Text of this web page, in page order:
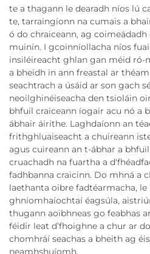
te a thagann le dearadh níos lú
te, tarraingíonn na cumais a
ó do chraiceann, ag
muinín. I gcoinníollacha níos
insiléireacht ghlan gan méid ró-
a bheidh in ann freastal ar
seachtrach a úsáid ar son gach
neoilghinéiseacha den tsioláin
bhfuil craiceann íogair acu nó a
ábhair áirithe. Laghdaíonn an
frithghluaiseacht a chuireann
agus cuireann an t-ábhar a
cruachadh na fuartha a
fadhbanna craicinn. Do mhná a
laethanta oibre fadtéarmacha,
ghníomhaíochtaí éagsúla,
thugann aoibhneas go feabhas
féidir leat d’fhoighne a chur ar
chomhráí seachas a bheith ag
neamhshuíomh.